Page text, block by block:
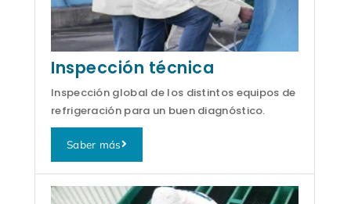
Inspección técnica
Inspección global de los distintos equipos de
refrigeración para un buen diagnóstico.
Saber más